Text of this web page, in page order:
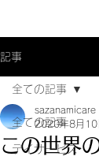
記事
全ての記事
デイサービス
全ての記事
この世界
sazanamicare
2020年8月10